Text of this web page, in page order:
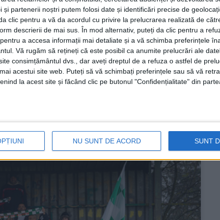
și partenerii noștri putem folosi date și identificări precise de
clic pentru a vă da acordul cu privire la prelucrarea realizată de
descrierii de mai sus. În mod alternativ, puteți da clic pentru a
a accesa informații mai detaliate și a vă schimba preferințele
Vă rugăm să rețineți că este posibil ca anumite prelucrări ale
consimțământul dvs., dar aveți dreptul de a refuza o astfel de
acestui site web. Puteți să vă schimbați preferințele sau să vă
la acest site și făcând clic pe butonul "Confidențialitate" din
NU SUNT DE ACORD SUNT
victoriilor
în Liga a IV-a este FC Nera Bogodinț, cu 21 de
pregătită de Cristian Șodâncă s-a impus cu